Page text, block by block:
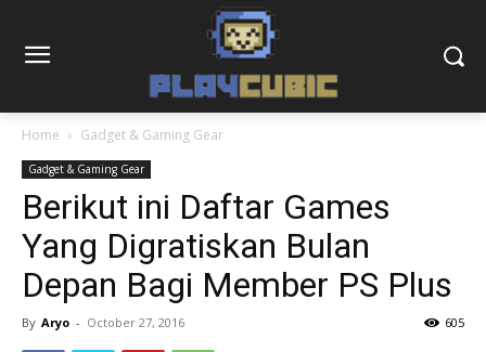
Home Gadget & Gaming Gear
Gadget & Gaming Gear
Berikut ini Daftar Games
Yang Digratiskan Bulan
Depan Bagi Member PS Plus
By Aryo - October 27, 2016 605